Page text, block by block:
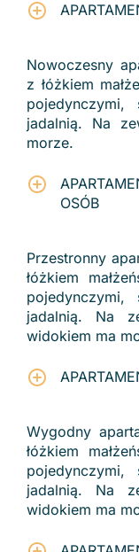
Nowoczesny
z łóżkiem
jadalnią. Na
morze.
OSÓB
Przestronny
łóżkiem
jadalnią. Na
widokiem ma
Wygodny
łóżkiem
jadalnią. Na
widokiem ma